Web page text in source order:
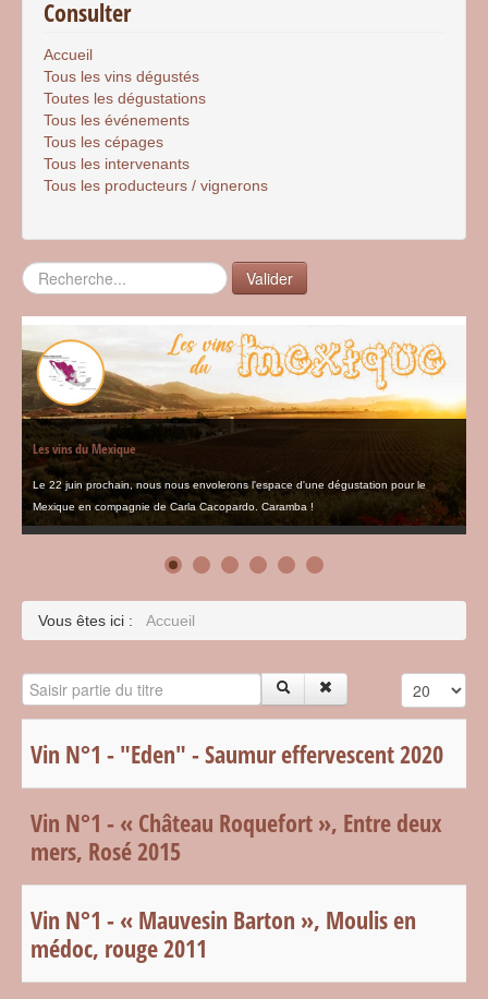
Consulter
Accueil
Tous les vins dégustés
Toutes les dégustations
Tous les événements
Tous les cépages
Tous les intervenants
Tous les producteurs / vignerons
Rechercher Valider
Les vins du Mexique
Le 22 juin prochain, nous nous envolerons l'espace d'une dégustation pour le
Mexique en compagnie de Carla Cacopardo. Caramba !
Vous êtes ici : Accueil
Saisir partie du titre Affichage #
Vin N°1 - "Eden" - Saumur effervescent 2020
Vin N°1 - « Château Roquefort », Entre deux
mers, Rosé 2015
Vin N°1 - « Mauvesin Barton », Moulis en
médoc, rouge 2011